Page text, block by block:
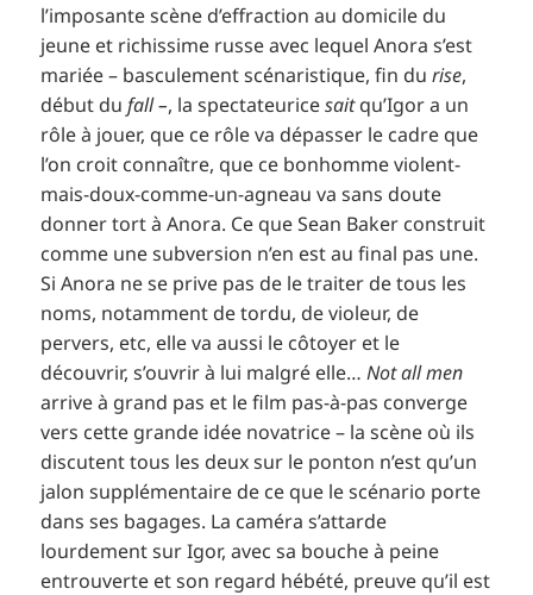
l’imposante scène d’effraction au domicile du
jeune et richissime russe avec lequel Anora s’est
mariée – basculement scénaristique, fin durise,
début dufall –, la spectateuricesaitqu’Igor a un
rôle à jouer, que ce rôle va dépasser le cadre que
l’on croit connaître, que ce bonhomme violent-
mais-doux-comme-un-agneau va sans doute
donner tort à Anora. Ce que Sean Baker construit
comme une subversion n’en est au final pas une.
Si Anora ne se prive pas de le traiter de tous les
noms, notamment de tordu, de violeur, de
pervers, etc, elle va aussi le côtoyer et le
découvrir, s’ouvrir à lui malgré elle…Not all men
arrive à grand pas et le film pas-à-pas converge
vers cette grande idée novatrice – la scène où ils
discutent tous les deux sur le ponton n’est qu’un
jalon supplémentaire de ce que le scénario porte
dans ses bagages. La caméra s’attarde
lourdement sur Igor, avec sa bouche à peine
entrouverte et son regard hébété, preuve qu’il est